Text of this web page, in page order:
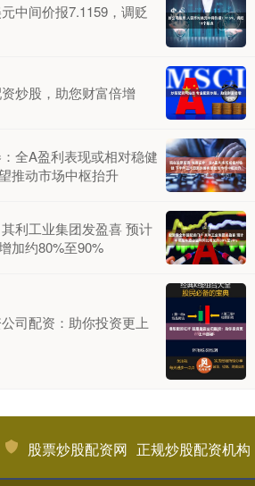
中间价报7.1159，调贬
炒股，助您财富倍增
全A盈利表现或相对稳健
推动市场中枢抬升
利工业集团发盈喜 预计
加约80%至90%
司配资：助你投资更上
股票炒股配资网 正规炒股配资机构